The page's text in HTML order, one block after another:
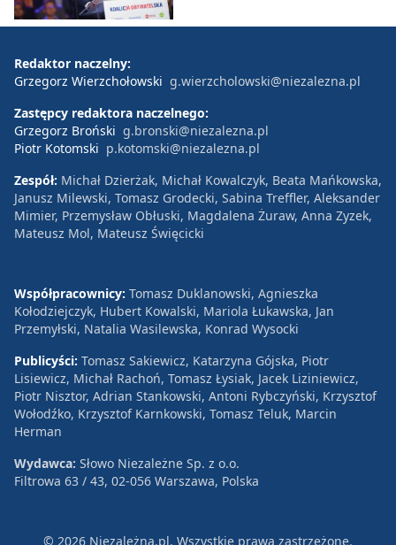
Redaktor naczelny:
Grzegorz Wierzchołowski g.wierzcholowski@niezalezna.pl
Zastępcy redaktora naczelnego:
Grzegorz Broński g.bronski@niezalezna.pl
Piotr Kotomski p.kotomski@niezalezna.pl
Zespół: Michał Dzierżak, Michał Kowalczyk, Beata Mańkowska,
Janusz Milewski, Tomasz Grodecki, Sabina Treffler, Aleksander
Mimier, Przemysław Obłuski, Magdalena Żuraw, Anna Zyzek,
Mateusz Mol, Mateusz Święcicki
Współpracownicy: Tomasz Duklanowski, Agnieszka
Kołodziejczyk, Hubert Kowalski, Mariola Łukawska, Jan
Przemyłski, Natalia Wasilewska, Konrad Wysocki
Publicyści: Tomasz Sakiewicz, Katarzyna Gójska, Piotr
Lisiewicz, Michał Rachoń, Tomasz Łysiak, Jacek Liziniewicz,
Piotr Nisztor, Adrian Stankowski, Antoni Rybczyński, Krzysztof
Wołodźko, Krzysztof Karnkowski, Tomasz Teluk, Marcin
Herman
Wydawca: Słowo Niezależne Sp. z o.o.
Filtrowa 63 / 43, 02-056 Warszawa, Polska
© 2026 Niezależna.pl. Wszystkie prawa zastrzeżone.